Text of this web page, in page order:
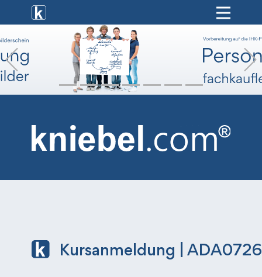
[ weiterbildung ]
[ onlinekurse ]
[ hr-service ]
[ shop ]
Previous
Kursanmeldung | ADA0726